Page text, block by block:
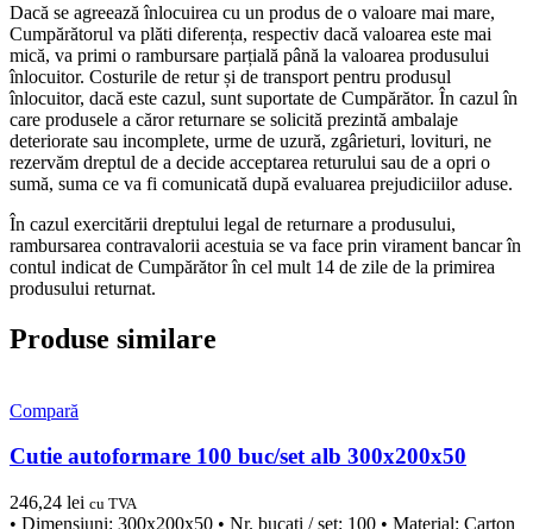
Dacă se agreează înlocuirea cu un produs de o valoare mai mare,
Cumpărătorul va plăti diferența, respectiv dacă valoarea este mai
mică, va primi o rambursare parțială până la valoarea produsului
înlocuitor. Costurile de retur și de transport pentru produsul
înlocuitor, dacă este cazul, sunt suportate de Cumpărător. În cazul în
care produsele a căror returnare se solicită prezintă ambalaje
deteriorate sau incomplete, urme de uzură, zgârieturi, lovituri, ne
rezervăm dreptul de a decide acceptarea returului sau de a opri o
sumă, suma ce va fi comunicată după evaluarea prejudiciilor aduse.
În cazul exercitării dreptului legal de returnare a produsului,
rambursarea contravalorii acestuia se va face prin virament bancar în
contul indicat de Cumpărător în cel mult 14 de zile de la primirea
produsului returnat.
Produse similare
Compară
Cutie autoformare 100 buc/set alb 300x200x50
246,24 lei cu TVA
• Dimensiuni: 300x200x50 • Nr. bucati / set: 100 • Material: Carton